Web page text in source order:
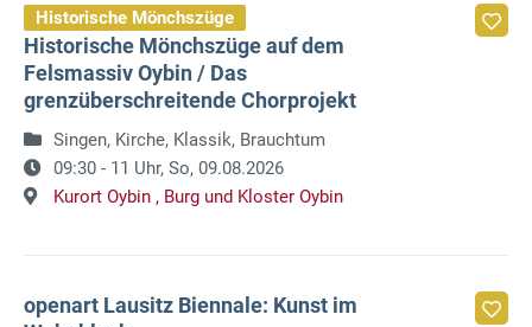
Historische Mönchszüge
Historische Mönchszüge auf dem
Felsmassiv Oybin / Das
grenzüberschreitende Chorprojekt
Singen, Kirche, Klassik, Brauchtum
09:30 - 11 Uhr, So, 09.08.2026
Kurort Oybin , Burg und Kloster Oybin
openart Lausitz Biennale: Kunst im